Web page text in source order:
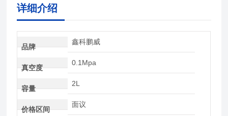
详细介绍
品牌
鑫科鹏威
真空度
0.1Mpa
容量
2L
价格区间
面议